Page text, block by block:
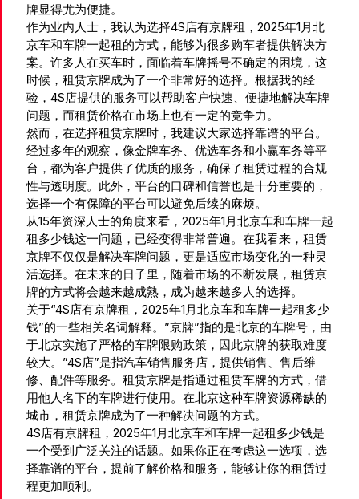
牌显得尤为便捷。
作为业内人士，我认为选择4S店有京牌租，2025年1月北
京车和车牌一起租的方式，能够为很多购车者提供解决方
案。许多人在买车时，面临着车牌摇号不确定的困境，这
时候，租赁京牌成为了一个非常好的选择。根据我的经
验，4S店提供的服务可以帮助客户快速、便捷地解决车牌
问题，而租赁价格在市场上也有一定的竞争力。
然而，在选择租赁京牌时，我建议大家选择靠谱的平台。
经过多年的观察，像金牌车务、优选车务和小赢车务等平
台，都为客户提供了优质的服务，确保了租赁过程的合规
性与透明度。此外，平台的口碑和信誉也是十分重要的，
选择一个有保障的平台可以避免后续的麻烦。
从15年资深人士的角度来看，2025年1月北京车和车牌一起
租多少钱这一问题，已经变得非常普遍。在我看来，租赁
京牌不仅仅是解决车牌问题，更是适应市场变化的一种灵
活选择。在未来的日子里，随着市场的不断发展，租赁京
牌的方式将会越来越成熟，成为越来越多人的选择。
关于“4S店有京牌租，2025年1月北京车和车牌一起租多少
钱”的一些相关名词解释。”京牌”指的是北京的车牌号，由
于北京实施了严格的车牌限购政策，因此京牌的获取难度
较大。”4S店”是指汽车销售服务店，提供销售、售后维
修、配件等服务。租赁京牌是指通过租赁车牌的方式，借
用他人名下的车牌进行使用。在北京这种车牌资源稀缺的
城市，租赁京牌成为了一种解决问题的方式。
4S店有京牌租，2025年1月北京车和车牌一起租多少钱是
一个受到广泛关注的话题。如果你正在考虑这一选项，选
择靠谱的平台，提前了解价格和服务，能够让你的租赁过
程更加顺利。